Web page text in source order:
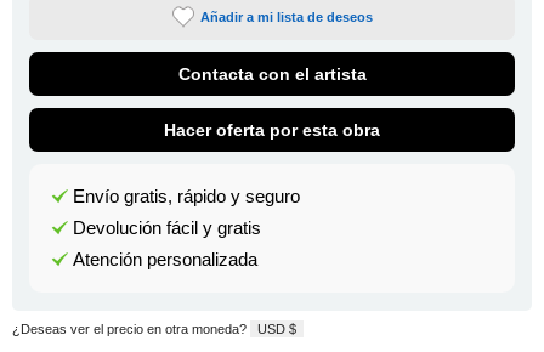
Añadir a mi lista de deseos
Contacta con el artista
Hacer oferta por esta obra
Envío gratis, rápido y seguro
Devolución fácil y gratis
Atención personalizada
¿Deseas ver el precio en otra moneda? USD $